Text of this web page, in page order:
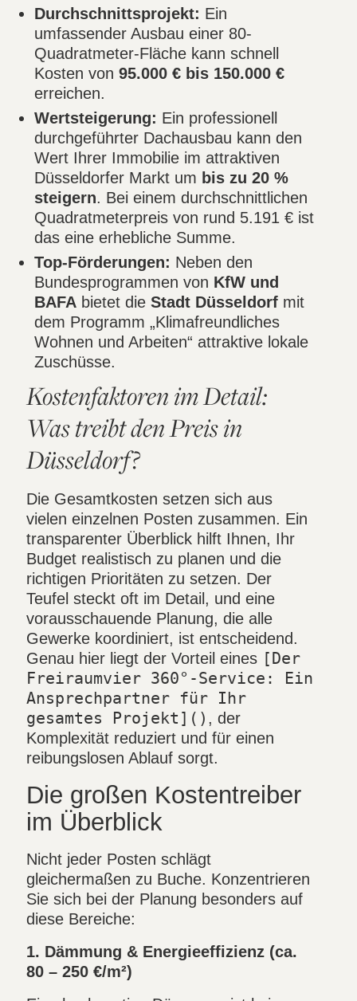
Durchschnittsprojekt: Ein
umfassender Ausbau einer 80-
Quadratmeter-Fläche kann schnell
Kosten von95.000 € bis 150.000 €
erreichen.
Wertsteigerung: Ein professionell
durchgeführter Dachausbau kann den
Wert Ihrer Immobilie im attraktiven
Düsseldorfer Markt um bis zu 20 %
steigern. Bei einem durchschnittlichen
Quadratmeterpreis von rund 5.191 € ist
das eine erhebliche Summe.
Top-Förderungen: Neben den
Bundesprogrammen von KfW und
BAFA bietet dieStadt Düsseldorf mit
dem Programm „Klimafreundliches
Wohnen und Arbeiten“ attraktive lokale
Zuschüsse.
Kostenfaktoren im Detail:
Was treibt den Preis in
Düsseldorf?
Die Gesamtkosten setzen sich aus
vielen einzelnen Posten zusammen. Ein
transparenter Überblick hilft Ihnen, Ihr
Budget realistisch zu planen und die
richtigen Prioritäten zu setzen. Der
Teufel steckt oft im Detail, und eine
vorausschauende Planung, die alle
Gewerke koordiniert, ist entscheidend.
Genau hier liegt der Vorteil eines [Der
Freiraumvier 360°-Service: Ein
Ansprechpartner für Ihr
gesamtes Projekt]() , der
Komplexität reduziert und für einen
reibungslosen Ablauf sorgt.
Die großen Kostentreiber
im Überblick
Nicht jeder Posten schlägt
gleichermaßen zu Buche. Konzentrieren
Sie sich bei der Planung besonders auf
diese Bereiche:
1. Dämmung & Energieeffizienz (ca.
80 – 250 €/m²)